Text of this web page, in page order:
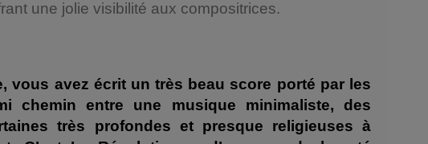
une jolie visibilité aux compositrices.
vous avez écrit un très beau score porté par les
chemin entre une musique minimaliste, des
très profondes et presque religieuses à